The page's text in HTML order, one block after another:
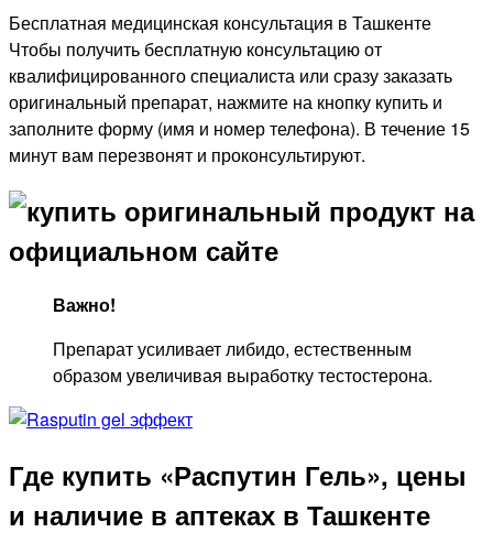
Бесплатная медицинская консультация в Ташкенте
Чтобы получить бесплатную консультацию от
квалифицированного специалиста или сразу заказать
оригинальный препарат, нажмите на кнопку купить и
заполните форму (имя и номер телефона). В течение 15
минут вам перезвонят и проконсультируют.
Важно!
Препарат усиливает либидо, естественным
образом увеличивая выработку тестостерона.
Где купить «Распутин Гель», цены
и наличие в аптеках в Ташкенте